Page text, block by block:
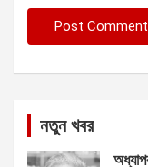
নতুন খবর